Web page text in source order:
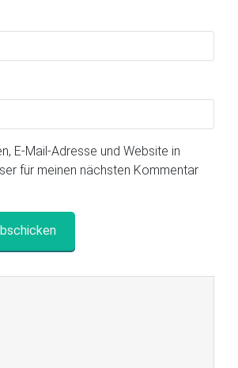
E-Mail-Adresse und Website in
für meinen nächsten Kommentar